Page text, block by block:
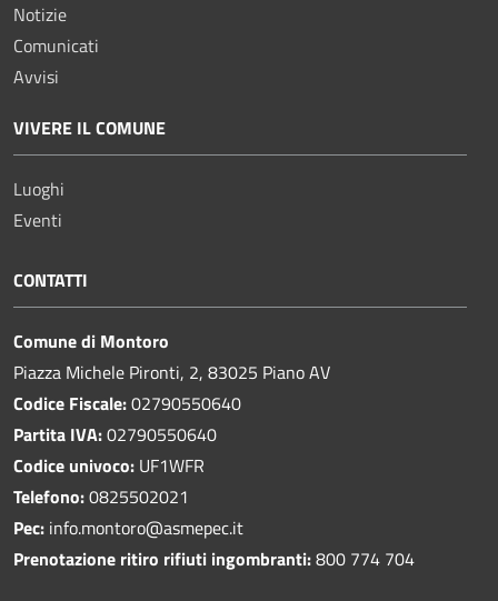
Notizie
Comunicati
Avvisi
VIVERE IL COMUNE
Luoghi
Eventi
CONTATTI
Comune di Montoro
Piazza Michele Pironti, 2, 83025 Piano AV
Codice Fiscale:02790550640
Partita IVA:02790550640
Codice univoco: UF1WFR
Telefono:0825502021
Pec: info.montoro@asmepec.it
Prenotazione ritiro rifiuti ingombranti:800 774 704